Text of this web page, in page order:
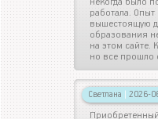
работала.
вышестоящую
образования
на этом сайте.
но все прошло
Светлана 2026-